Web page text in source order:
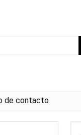
de contacto